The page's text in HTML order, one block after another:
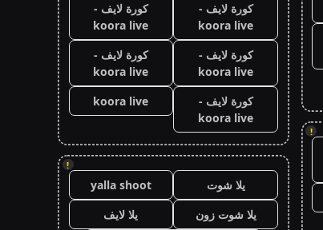
!
كورة لايف -
koora live
كورة لايف -
koora live
كورة لايف -
koora live
كورة لايف -
koora live
كورة لايف -
koora live
koora live
!
يلا شوت
yalla shoot
يلا شوت زون
يلا لايف